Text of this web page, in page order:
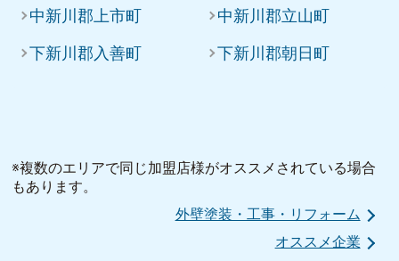
中新川郡上市町 中新川郡立山町
下新川郡入善町 下新川郡朝日町
※複数のエリアで同じ加盟店様がオススメされている場合
もあります。
外壁塗装・工事・リフォーム
オススメ企業